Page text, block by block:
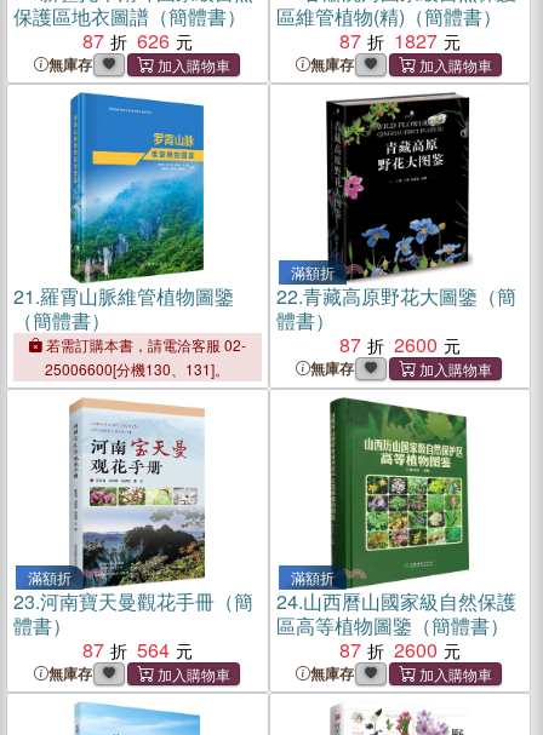
保護區地衣圖譜（簡體書）
87
626
無庫存
區維管植物(精)（簡體書）
87
1827
無庫存
21.羅霄山脈維管植物圖鑒
（簡體書）
若需訂購本書，請電洽客服 02-
25006600[分機130、131]。
滿額折
22.青藏高原野花大圖鑒（簡
體書）
87
2600
無庫存
滿額折
23.河南寶天曼觀花手冊（簡
體書）
87
564
無庫存
滿額折
24.山西曆山國家級自然保護
區高等植物圖鑒（簡體書）
87
2600
無庫存